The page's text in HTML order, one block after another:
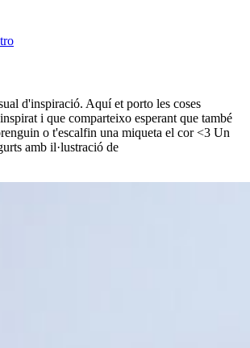
d'inspiració. Aquí et porto les coses
i que comparteixo esperant que també
o t'escalfin una miqueta el cor <3 Un
amb il·lustració de